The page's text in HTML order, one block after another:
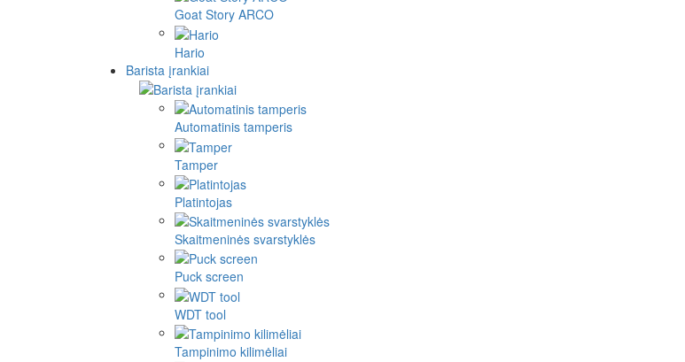
Goat Story ARCO
Hario
Barista įrankiai
Automatinis tamperis
Tamper
Platintojas
Skaitmeninės svarstyklės
Puck screen
WDT tool
Tampinimo kilimėliai